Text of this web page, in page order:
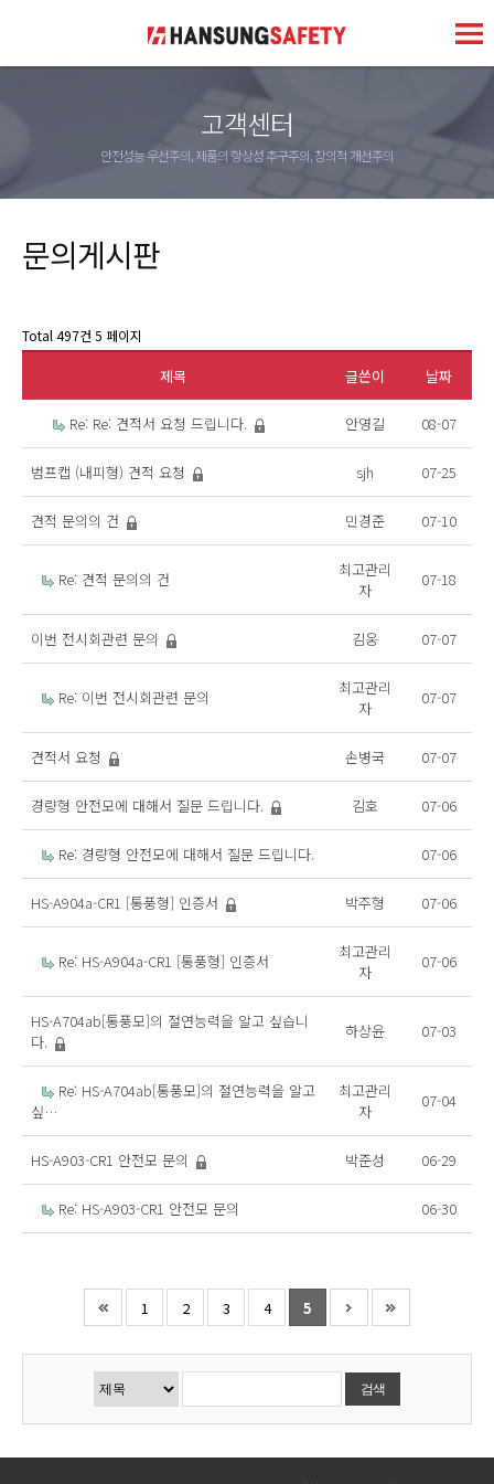
고객센터
안전성능 우선주의, 제품의 항상성 추구주의, 창의적 개선주의
문의게시판
Total 497건 5 페이지
제목 글쓴이 날짜
Re: Re: 견적서 요청 드립니다. 안영길 08-07
범프캡 (내피형) 견적 요청 sjh 07-25
견적 문의의 건 민경준 07-10
Re: 견적 문의의 건
최고관리
자
07-18
이번 전시회관련 문의 김웅 07-07
Re: 이번 전시회관련 문의
최고관리
자
07-07
견적서 요청 손병국 07-07
경량형 안전모에 대해서 질문 드립니다. 김호 07-06
Re: 경량형 안전모에 대해서 질문 드립니다. 07-06
HS-A904a-CR1 [통풍형] 인증서 박주형 07-06
Re: HS-A904a-CR1 [통풍형] 인증서
최고관리
자
07-06
HS-A704ab[통풍모]의 절연능력을 알고 싶습니
다.
하상윤 07-03
Re: HS-A704ab[통풍모]의 절연능력을 알고
싶…
최고관리
자
07-04
HS-A903-CR1 안전모 문의 박준성 06-29
Re: HS-A903-CR1 안전모 문의 06-30
1 2 3 4 5